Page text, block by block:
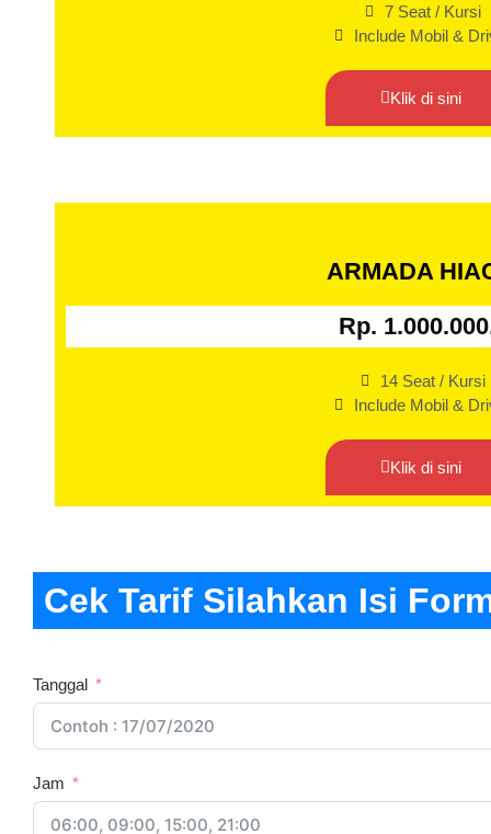
7 Seat / Kursi
Include Mobil &
Klik di sini
ARMADA
Rp.
14 Seat / Kursi
Include Mobil &
Klik di sini
Cek Tarif Silahkan Isi
Tanggal
Jam